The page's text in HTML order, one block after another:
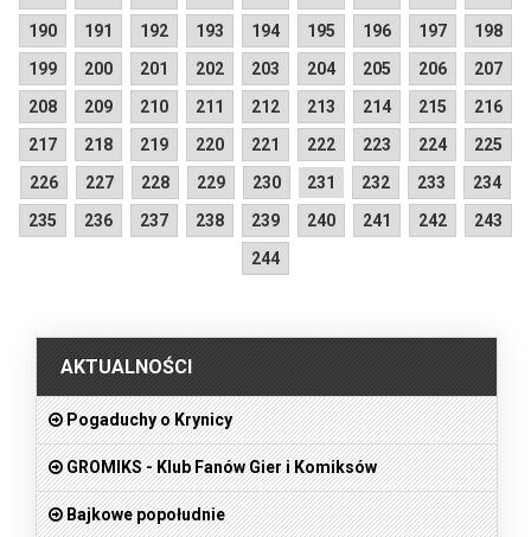
190
191 192 193 194 195 196 197
198
199
200 201 202 203 204 205 206
207
208
209 210 211 212 213 214 215
216
217
218 219 220 221 222 223 224
225
226
227 228 229 230 231 232 233
234
235
236 237 238 239 240 241 242
243
244
AKTUALNOŚCI
Pogaduchy o Krynicy
GROMIKS - Klub Fanów Gier i Komiksów
Bajkowe popołudnie